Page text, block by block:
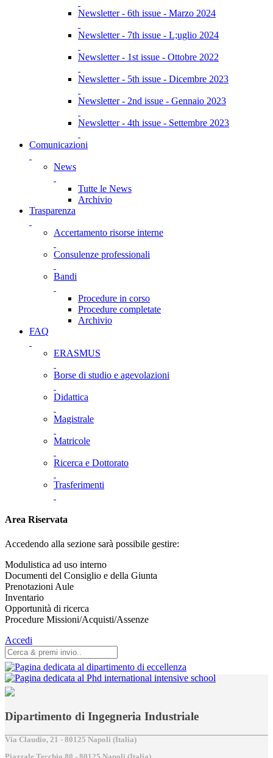
Newsletter - 6th issue - Marzo 2024
Newsletter - 7th issue - L;uglio 2024
Newsletter - 1st issue - Ottobre 2022
Newsletter - 5th issue - Dicembre 2023
Newsletter - 2nd issue - Gennaio 2023
Newsletter - 4th issue - Settembre 2023
Comunicazioni
News
Tutte le News
Archivio
Trasparenza
Accertamento risorse interne
Consulenze professionali
Bandi
Procedure in corso
Procedure completate
Archivio
FAQ
ERASMUS
Borse di studio e agevolazioni
Didattica
Magistrale
Matricole
Ricerca e Dottorato
Trasferimenti
Area Riservata
Accedendo alla sezione sarà possibile gestire:
Modulistica ad uso interno
Documenti del Consiglio e della Giunta
Prenotazioni Aule
Inventario
Opportunità di ricerca
Procedure Missioni/Acquisti/Assenze
Accedi
Dipartimento di Ingegneria Industriale
Via Claudio, 21 - 80125 Napoli (Italia)